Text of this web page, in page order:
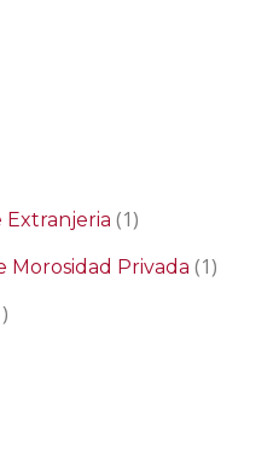
(1)
Morosidad Privada (1)